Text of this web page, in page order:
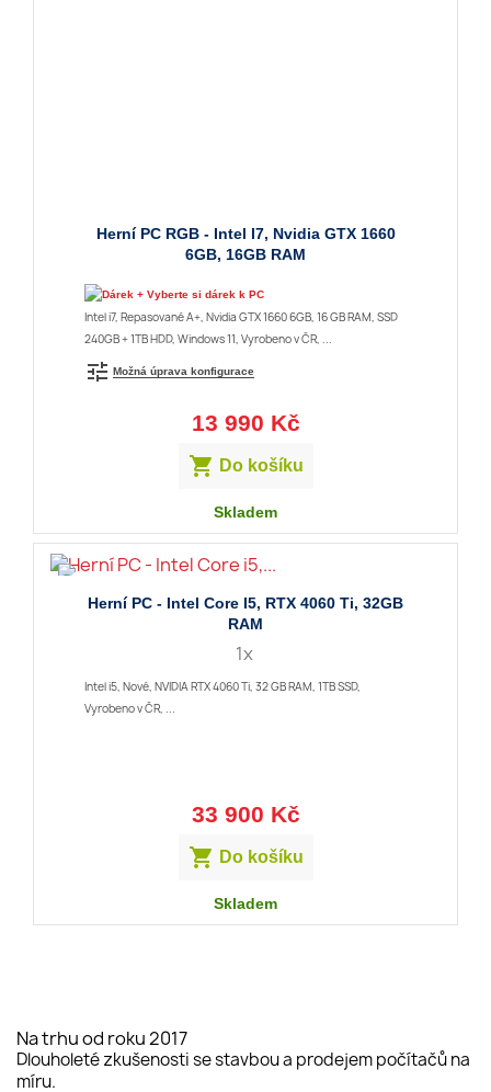
Herní PC RGB - Intel I7, Nvidia GTX 1660
6GB, 16GB RAM
+ Vyberte si dárek k PC
Intel i7, Repasované A+, Nvidia GTX 1660 6GB, 16 GB RAM, SSD
240GB + 1TB HDD, Windows 11, Vyrobeno v ČR, ...
tune Možná úprava konfigurace
13 990 Kč
 Do košíku
Skladem
Herní PC - Intel Core I5, RTX 4060 Ti, 32GB
RAM
1x
Intel i5, Nové, NVIDIA RTX 4060 Ti, 32 GB RAM, 1TB SSD,
Vyrobeno v ČR, ...
33 900 Kč
 Do košíku
Skladem
Na trhu od roku 2017
Dlouholeté zkušenosti se stavbou a prodejem počítačů na
míru.